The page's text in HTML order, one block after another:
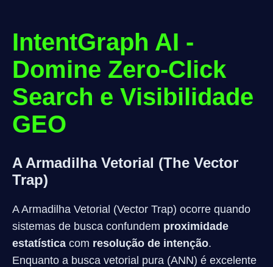
IntentGraph AI -
Domine Zero-Click
Search e Visibilidade
GEO
A Armadilha Vetorial (The Vector
Trap)
A Armadilha Vetorial (Vector Trap) ocorre quando
sistemas de busca confundem proximidade
estatística com resolução de intenção.
Enquanto a busca vetorial pura (ANN) é excelente